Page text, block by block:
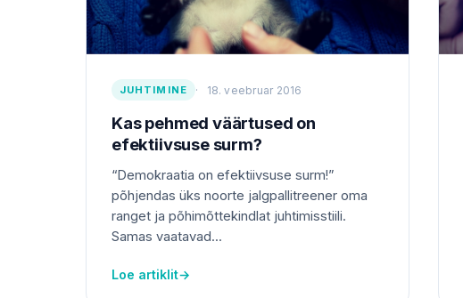
JUHTIMINE 18. veebruar 2016
Kas pehmed väärtused on
efektiivsuse surm?
“Demokraatia on efektiivsuse surm!”
põhjendas üks noorte jalgpallitreener oma
ranget ja põhimõttekindlat juhtimisstiili.
Samas vaatavad...
Loe artiklit→